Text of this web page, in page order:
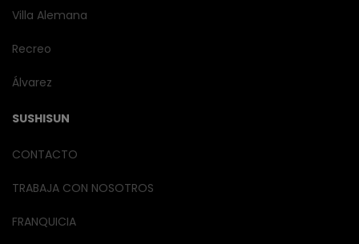
Villa Alemana
Recreo
Álvarez
SUSHISUN
CONTACTO
TRABAJA CON NOSOTROS
FRANQUICIA